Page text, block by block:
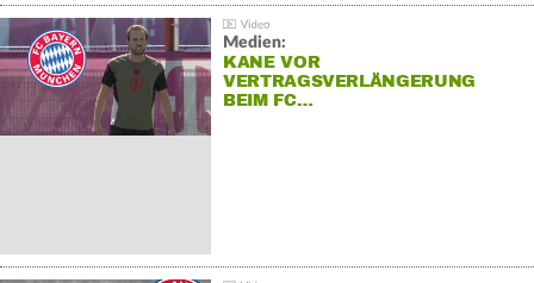
Medien:
KANE VOR
VERTRAGSVERLÄNGERUNG
BEIM FC…